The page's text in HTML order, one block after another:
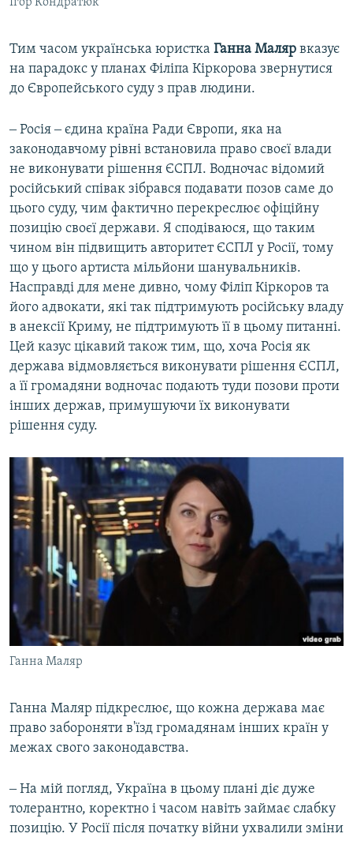
Ігор Кондратюк
Тим часом українська юристка Ганна Маляр вказує
на парадокс у планах Філіпа Кіркорова звернутися
до Європейського суду з прав людини.
‒ Росія ‒ єдина країна Ради Європи, яка на
законодавчому рівні встановила право своєї влади
не виконувати рішення ЄСПЛ. Водночас відомий
російський співак зібрався подавати позов саме до
цього суду, чим фактично перекреслює офіційну
позицію своєї держави. Я сподіваюся, що таким
чином він підвищить авторитет ЄСПЛ у Росії, тому
що у цього артиста мільйони шанувальників.
Насправді для мене дивно, чому Філіп Кіркоров та
його адвокати, які так підтримують російську владу
в анексії Криму, не підтримують її в цьому питанні.
Цей казус цікавий також тим, що, хоча Росія як
держава відмовляється виконувати рішення ЄСПЛ,
а її громадяни водночас подають туди позови проти
інших держав, примушуючи їх виконувати
рішення суду.
Ганна Маляр
Ганна Маляр підкреслює, що кожна держава має
право забороняти в'їзд громадянам інших країн у
межах свого законодавства.
‒ На мій погляд, Україна в цьому плані діє дуже
толерантно, коректно і часом навіть займає слабку
позицію. У Росії після початку війни ухвалили зміни